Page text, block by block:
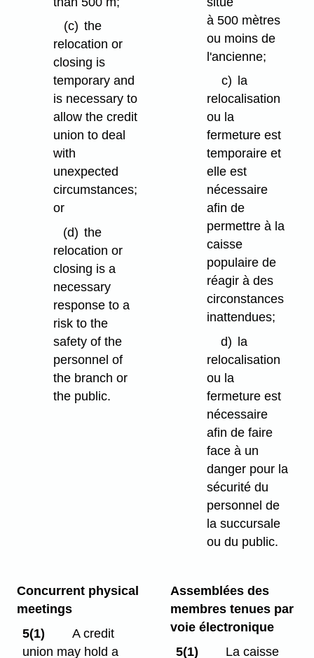
(c) the
relocation or
closing is
temporary and
is necessary to
allow the credit
union to deal
with
unexpected
circumstances;
or
(d) the
relocation or
closing is a
necessary
response to a
risk to the
safety of the
personnel of
the branch or
the public.
à 500 mètres
ou moins de
l'ancienne;
c)
la
relocalisation
ou la
fermeture est
temporaire et
elle est
nécessaire
afin de
permettre à la
caisse
populaire de
réagir à des
circonstances
inattendues;
d)
la
relocalisation
ou la
fermeture est
nécessaire
afin de faire
face à un
danger pour la
sécurité du
personnel de
la succursale
ou du public.
Concurrent physical
meetings
5(1)
A credit
union may hold a
Assemblées des
membres tenues par
voie électronique
5(1)
La caisse